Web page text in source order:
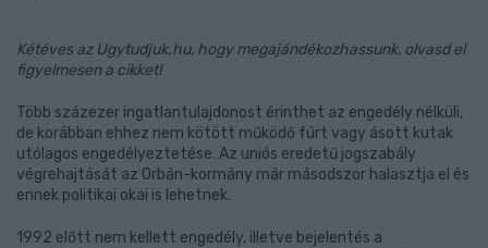
Kétéves az Ugytudjuk.hu, hogy megajándékozhassunk, olvasd el
figyelmesen a cikket!
Több százezer ingatlantulajdonost érinthet az engedély nélküli,
de korábban ehhez nem kötött működő fúrt vagy ásott kutak
utólagos engedélyeztetése. Az uniós eredetű jogszabály
végrehajtását az Orbán-kormány már másodszor halasztja el és
ennek politikai okai is lehetnek.
1992 előtt nem kellett engedély, illetve bejelentés a